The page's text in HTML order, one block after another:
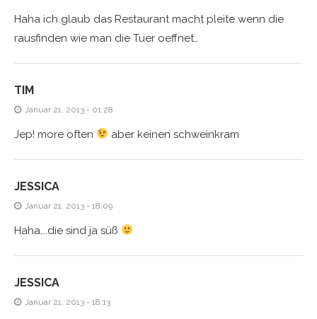
Haha ich glaub das Restaurant macht pleite wenn die
rausfinden wie man die Tuer oeffnet…
TIM
Januar 21, 2013 - 01:28
Jep! more often aber keinen schweinkram
JESSICA
Januar 21, 2013 - 18:09
Haha….die sind ja süß
JESSICA
Januar 21, 2013 - 18:13